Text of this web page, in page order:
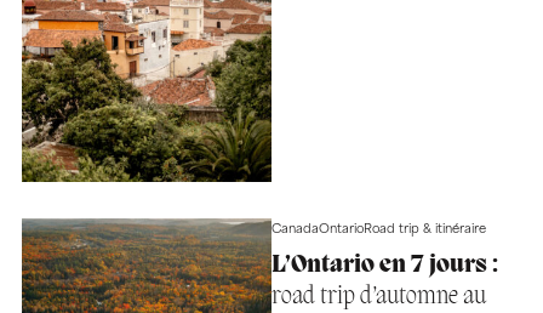
CanadaOntarioRoad trip & itinéraire
L’Ontario en 7 jours :
road trip d’automne au